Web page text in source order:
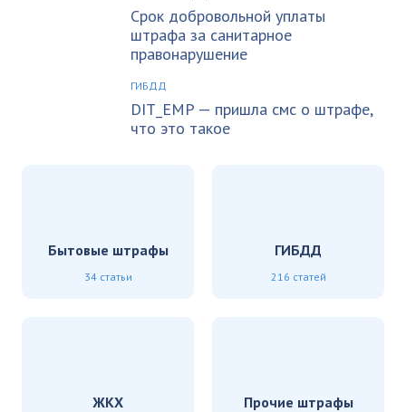
Срок добровольной уплаты
штрафа за санитарное
правонарушение
ГИБДД
DIT_EMP — пришла смс о штрафе,
что это такое
Бытовые штрафы
34 статьи
ГИБДД
216 статей
ЖКХ Прочие штрафы